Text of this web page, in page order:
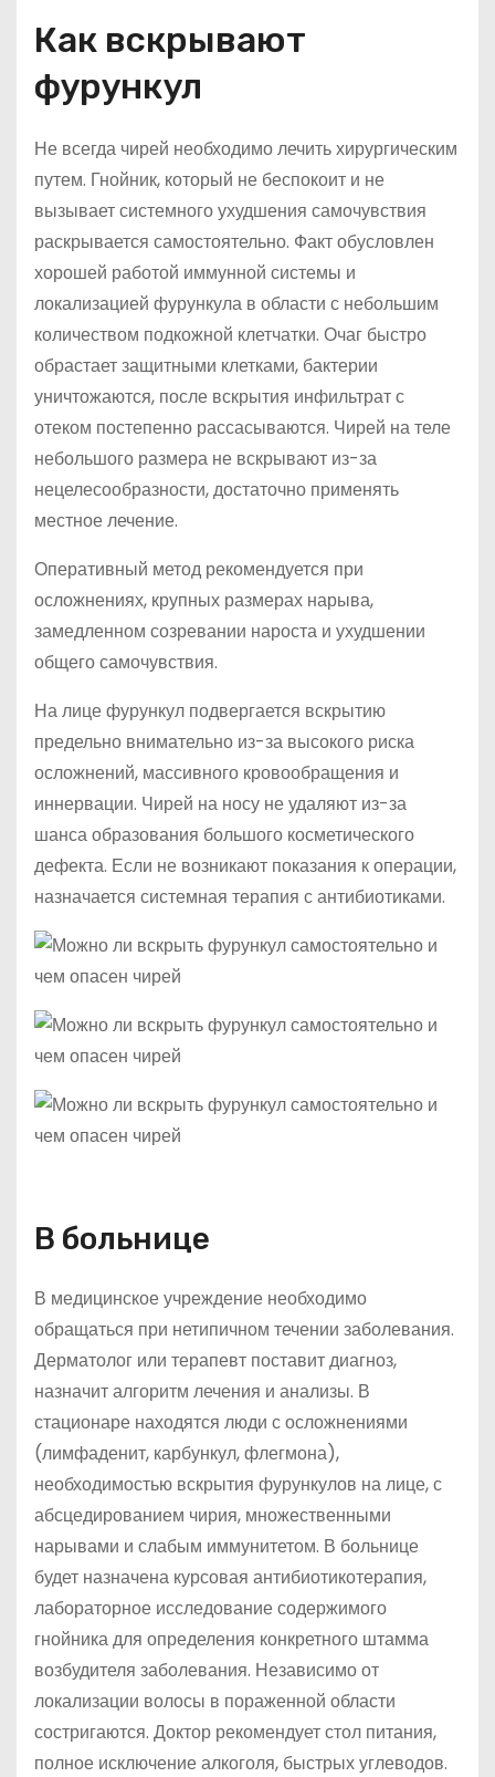
Как вскрывают
фурункул
Не всегда чирей необходимо лечить хирургическим
путем. Гнойник, который не беспокоит и не
вызывает системного ухудшения самочувствия
раскрывается самостоятельно. Факт обусловлен
хорошей работой иммунной системы и
локализацией фурункула в области с небольшим
количеством подкожной клетчатки. Очаг быстро
обрастает защитными клетками, бактерии
уничтожаются, после вскрытия инфильтрат с
отеком постепенно рассасываются. Чирей на теле
небольшого размера не вскрывают из-за
нецелесообразности, достаточно применять
местное лечение.
Оперативный метод рекомендуется при
осложнениях, крупных размерах нарыва,
замедленном созревании нароста и ухудшении
общего самочувствия.
На лице фурункул подвергается вскрытию
предельно внимательно из-за высокого риска
осложнений, массивного кровообращения и
иннервации. Чирей на носу не удаляют из-за
шанса образования большого косметического
дефекта. Если не возникают показания к операции,
назначается системная терапия с антибиотиками.
В больнице
В медицинское учреждение необходимо
обращаться при нетипичном течении заболевания.
Дерматолог или терапевт поставит диагноз,
назначит алгоритм лечения и анализы. В
стационаре находятся люди с осложнениями
(лимфаденит, карбункул, флегмона),
необходимостью вскрытия фурункулов на лице, с
абсцедированием чирия, множественными
нарывами и слабым иммунитетом. В больнице
будет назначена курсовая антибиотикотерапия,
лабораторное исследование содержимого
гнойника для определения конкретного штамма
возбудителя заболевания. Независимо от
локализации волосы в пораженной области
состригаются. Доктор рекомендует стол питания,
полное исключение алкоголя, быстрых углеводов.